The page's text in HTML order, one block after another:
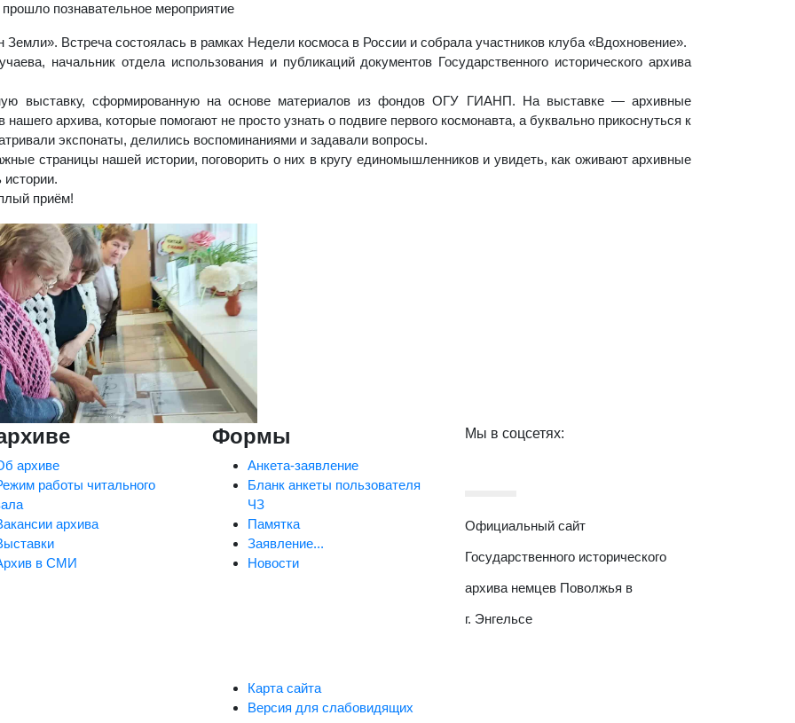
познавательное мероприятие
Встреча состоялась в рамках Недели космоса в России и собрала участников клуба «Вдохновение».
начальник отдела использования и публикаций документов Государственного исторического архива
выставку, сформированную на основе материалов из фондов ОГУ ГИАНП. На выставке — архивные
архива, которые помогают не просто узнать о подвиге первого космонавта, а буквально прикоснуться к
экспонаты, делились воспоминаниями и задавали вопросы.
страницы нашей истории, поговорить о них в кругу единомышленников и увидеть, как оживают архивные
истории.
приём!
архиве
работы читального
архива
в СМИ
Формы
Анкета-заявление
Бланк анкеты пользователя
ЧЗ
Памятка
Заявление...
Новости
Мы в соцсетях:
Официальный сайт
Государственного исторического
архива немцев Поволжья в
г. Энгельсе
Карта сайта
Версия для слабовидящих